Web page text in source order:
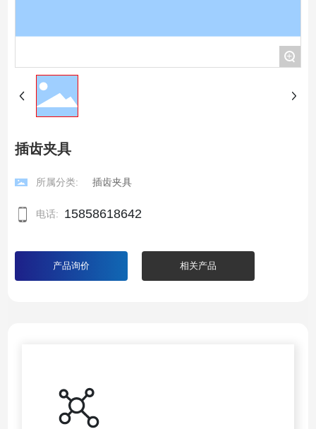
+
插齿夹具
所属分类: 插齿夹具
电话: 15858618642
产品询价 相关产品